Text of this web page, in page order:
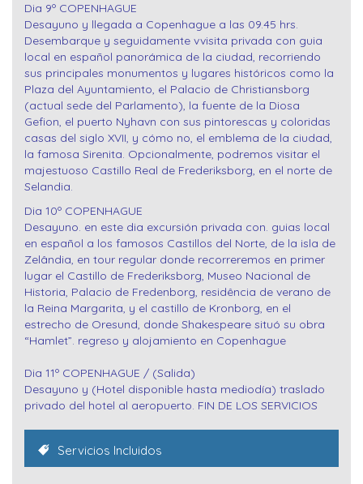
Dia 9º COPENHAGUE
Desayuno y llegada a Copenhague a las 09.45 hrs.
Desembarque y seguidamente vvisita privada con guia
local en español panorámica de la ciudad, recorriendo
sus principales monumentos y lugares históricos como la
Plaza del Ayuntamiento, el Palacio de Christiansborg
(actual sede del Parlamento), la fuente de la Diosa
Gefion, el puerto Nyhavn con sus pintorescas y coloridas
casas del siglo XVII, y cómo no, el emblema de la ciudad,
la famosa Sirenita. Opcionalmente, podremos visitar el
majestuoso Castillo Real de Frederiksborg, en el norte de
Selandia.
Dia 10º COPENHAGUE
Desayuno. en este dia excursión privada con. guias local
en español a los famosos Castillos del Norte, de la isla de
Zelândia, en tour regular donde recorreremos en primer
lugar el Castillo de Frederiksborg, Museo Nacional de
Historia, Palacio de Fredenborg, residência de verano de
la Reina Margarita, y el castillo de Kronborg, en el
estrecho de Oresund, donde Shakespeare situó su obra
“Hamlet”. regreso y alojamiento en Copenhague
Dia 11º COPENHAGUE / (Salida)
Desayuno y (Hotel disponible hasta mediodía) traslado
privado del hotel al aeropuerto. FIN DE LOS SERVICIOS
Servicios Incluidos